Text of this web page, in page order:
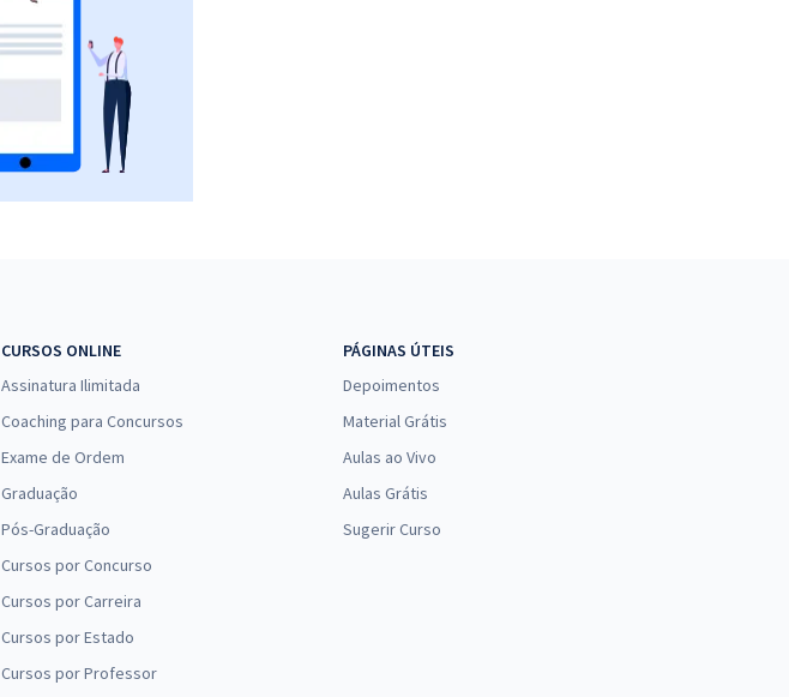
CURSOS ONLINE
Assinatura Ilimitada
Coaching para Concursos
Exame de Ordem
Graduação
Pós-Graduação
Cursos por Concurso
Cursos por Carreira
Cursos por Estado
Cursos por Professor
PÁGINAS ÚTEIS
Depoimentos
Material Grátis
Aulas ao Vivo
Aulas Grátis
Sugerir Curso